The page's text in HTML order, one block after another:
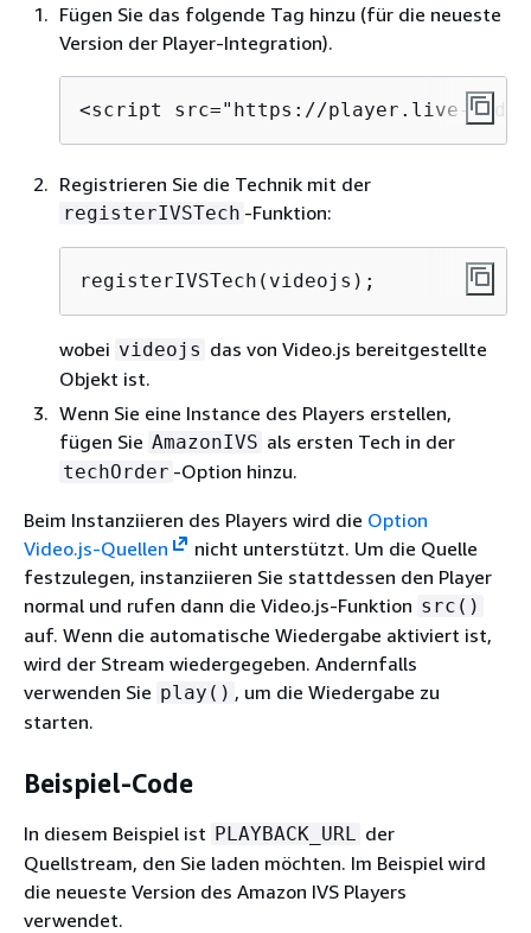
Fügen Sie das folgende Tag hinzu (für die neueste
Version der Player-Integration).
<script src="https://player.live-
Registrieren Sie die Technik mit der
registerIVSTech -Funktion:
registerIVSTech(videojs);
wobei videojs das von Video.js bereitgestellte
Objekt ist.
Wenn Sie eine Instance des Players erstellen,
fügen Sie AmazonIVS als ersten Tech in der
techOrder -Option hinzu.
Beim Instanziieren des Players wird die Option
Video.js-Quellen
nicht unterstützt. Um die Quelle
festzulegen, instanziieren Sie stattdessen den Player
normal und rufen dann die Video.js-Funktion src()
auf. Wenn die automatische Wiedergabe aktiviert ist,
wird der Stream wiedergegeben. Andernfalls
verwenden Sie play() , um die Wiedergabe zu
starten.
Beispiel-Code
In diesem Beispiel ist PLAYBACK_URL
der
Quellstream, den Sie laden möchten. Im Beispiel wird
die neueste Version des Amazon IVS Players
verwendet.